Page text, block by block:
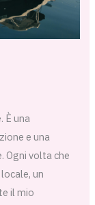
È una
e una
Ogni volta che
un
il mio